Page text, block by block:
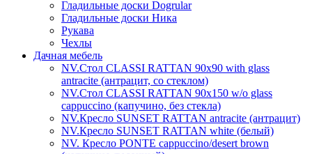
Гладильные доски Dogrular
Гладильные доски Ника
Рукава
Чехлы
Дачная мебель
NV.Стол CLASSI RATTAN 90х90 with glass
antracite (антрацит, со стеклом)
NV.Стол CLASSI RATTAN 90х150 w/o glass
cappuccino (капучино, без стекла)
NV.Кресло SUNSET RATTAN antracite (антрацит)
NV.Кресло SUNSET RATTAN white (белый)
NV. Кресло PONTE cappuccino/desert brown